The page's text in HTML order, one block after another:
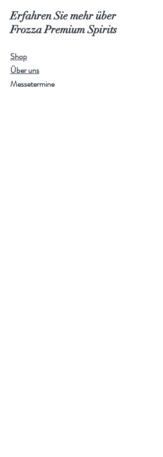
Erfahren Sie mehr über
Frozza Premium Spirits
Shop
Über uns
Messetermine